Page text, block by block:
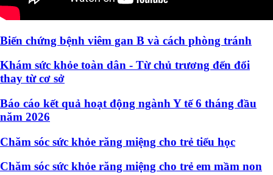
Biến chứng bệnh viêm gan B và cách phòng tránh
Khám sức khỏe toàn dân - Từ chủ trương đến đổi
thay từ cơ sở
Báo cáo kết quả hoạt động ngành Y tế 6 tháng đầu
năm 2026
Chăm sóc sức khỏe răng miệng cho trẻ tiểu học
Chăm sóc sức khỏe răng miệng cho trẻ em mầm non